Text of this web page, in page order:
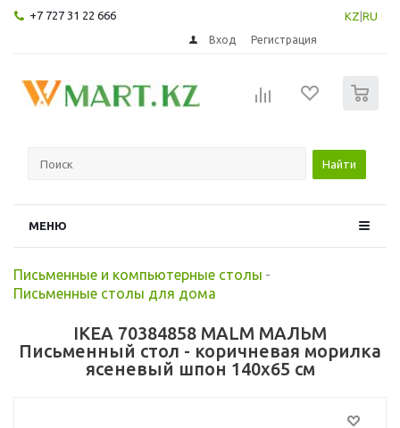
+7 727 31 22 666 KZ RU
Вход Регистрация
Найти
МЕНЮ
Письменные и компьютерные столы -
Письменные столы для дома
IKEA 70384858 MALM МАЛЬМ
Письменный стол - коричневая морилка
ясеневый шпон 140x65 см